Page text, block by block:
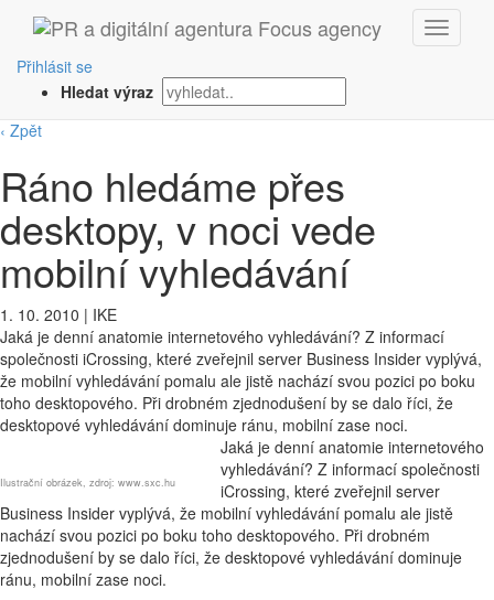
Přihlásit se
Hledat výraz
‹ Zpět
Ráno hledáme přes
desktopy, v noci vede
mobilní vyhledávání
1. 10. 2010 | IKE
Jaká je denní anatomie internetového vyhledávání? Z informací
společnosti iCrossing, které zveřejnil server Business Insider vyplývá,
že mobilní vyhledávání pomalu ale jistě nachází svou pozici po boku
toho desktopového. Při drobném zjednodušení by se dalo říci, že
desktopové vyhledávání dominuje ránu, mobilní zase noci.
Ilustrační obrázek, zdroj: www.sxc.hu
Jaká je denní anatomie internetového
vyhledávání? Z informací společnosti
iCrossing, které zveřejnil server
Business Insider vyplývá, že mobilní vyhledávání pomalu ale jistě
nachází svou pozici po boku toho desktopového. Při drobném
zjednodušení by se dalo říci, že desktopové vyhledávání dominuje
ránu, mobilní zase noci.